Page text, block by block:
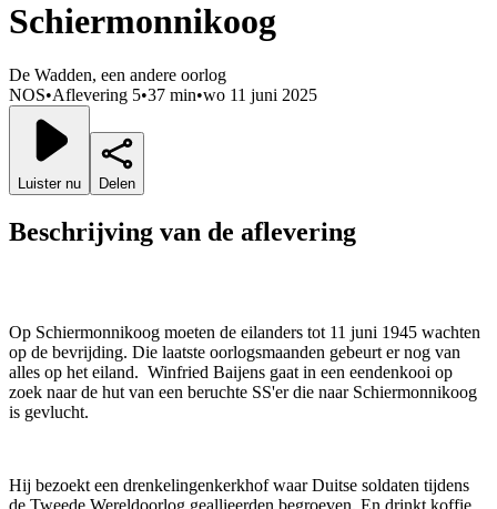
Schiermonnikoog
De Wadden, een andere oorlog
NOS•Aflevering 5•37 min•wo 11 juni 2025
Luister nu Delen
Beschrijving van de aflevering
Op Schiermonnikoog moeten de eilanders tot 11 juni 1945 wachten
op de bevrijding. Die laatste oorlogsmaanden gebeurt er nog van
alles op het eiland. Winfried Baijens gaat in een eendenkooi op
zoek naar de hut van een beruchte SS'er die naar Schiermonnikoog
is gevlucht.
Hij bezoekt een drenkelingenkerkhof waar Duitse soldaten tijdens